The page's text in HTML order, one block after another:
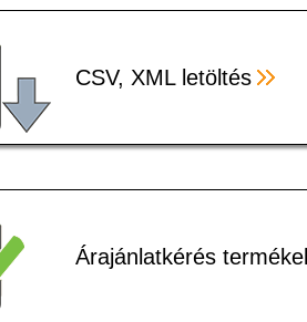
CSV, XML letöltés
Árajánlatkérés